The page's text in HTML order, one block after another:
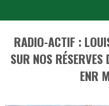
RADIO-ACTIF :
SUR NOS
ENR